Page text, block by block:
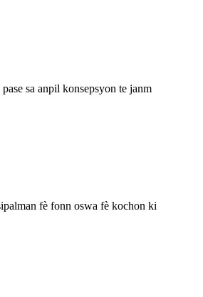
sa anpil konsepsyon te janm
fè fonn oswa fè kochon ki